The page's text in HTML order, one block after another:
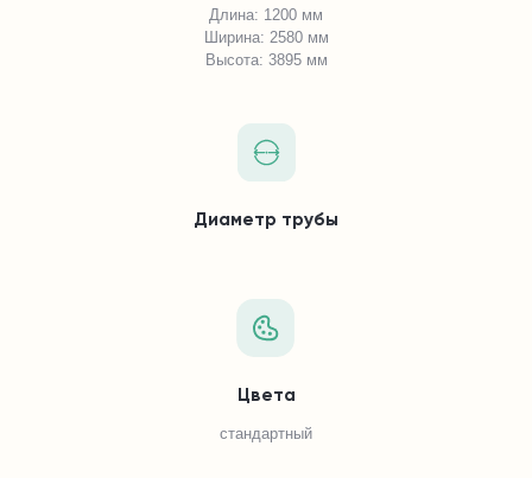
Длина: 1200 мм
Ширина: 2580 мм
Высота: 3895 мм
Диаметр трубы
Цвета
стандартный